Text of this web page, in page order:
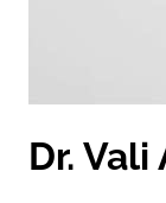
Dr. Vali